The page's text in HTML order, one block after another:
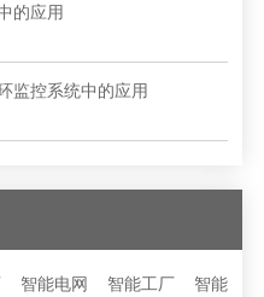
的应用
监控系统中的应用
智能电网 智能工厂
智能